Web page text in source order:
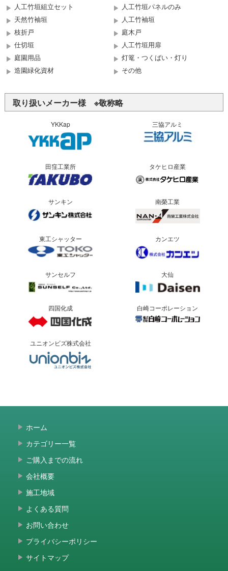
人工竹垣組立セット
人工竹垣パネルのみ
天然竹袖垣
人工竹袖垣
枝折戸
庭木戸
仕切垣
人工竹垣用扉
庭園用品
灯篭・つくばい・灯り
造園緑化資材
その他
取り扱いメーカー様 ※敬称略
YKKap 三協アルミ
田窪工業所 タケヒロ産業
サンキン 南榮工業
東工シャッター カンエツ
サンセルフ 大仙
四国化成 白崎コーポレーション
ユニオンビズ株式会社
ホーム
カテゴリー一覧
ご購入までの流れ
会社概要
施工地域
よくある質問
お問い合わせ
プライバシーポリシー
サイトマップ